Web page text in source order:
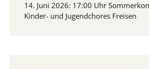
14. Juni 2026: 17:00 Uhr
Kinder- und Jugendchores Freisen